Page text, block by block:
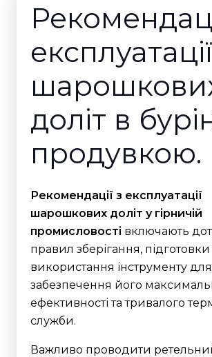
експлуатації
доліт в
продувкою.
Рекомендації з експлуатації
шарошкових доліт у гірничій
промисловості включають
правил зберігання, підготовки
використання інструменту для
забезпечення його
ефективності та тривалого
служби.
Важливо проводити